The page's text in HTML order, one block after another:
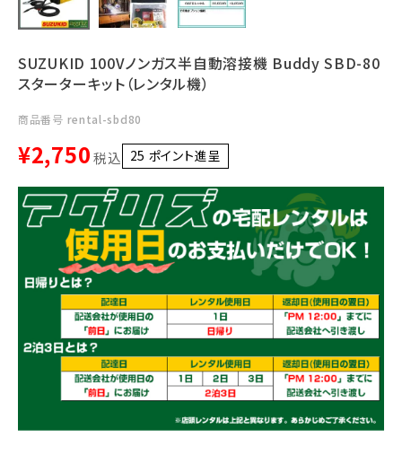
0739-72-453224時間受付
SUZUKID 100Vノンガス半自動溶接機 Buddy SBD-80
スターターキット（レンタル機）
商品番号 rental-sbd80
¥2,750 税込 25 ポイント進呈 ]